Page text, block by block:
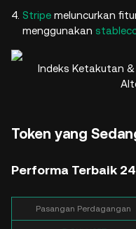
Stripe meluncurkan
menggunakan
Indeks Ketakutan &
Token yang
Performa Terbaik
Pasangan Perdagangan